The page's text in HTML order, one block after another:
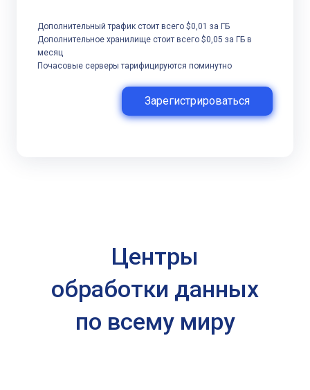
Дополнительный трафик стоит всего $0,01 за ГБ
Дополнительное хранилище стоит всего $0,05 за ГБ в
месяц
Почасовые серверы тарифицируются поминутно
Зарегистрироваться
Центры
обработки данных
по всему миру